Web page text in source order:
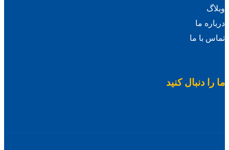
وبلاگ
درباره ما
تماس با ما
ما را دنبال کنید